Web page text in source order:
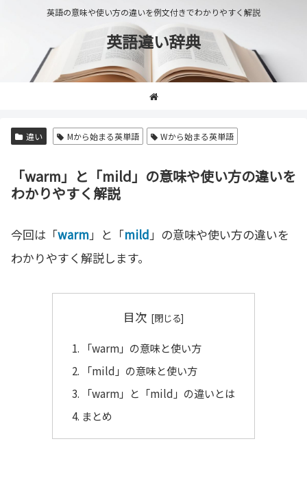
英語の意味や使い方の違いを例文付きでわかりやすく解説
英語違い辞典
違い Mから始まる英単語 Wから始まる英単語
「warm」と「mild」の意味や使い方の違いを
わかりやすく解説
今回は「warm」と「mild」の意味や使い方の違いを
わかりやすく解説します。
目次
「warm」の意味と使い方
「mild」の意味と使い方
「warm」と「mild」の違いとは
まとめ